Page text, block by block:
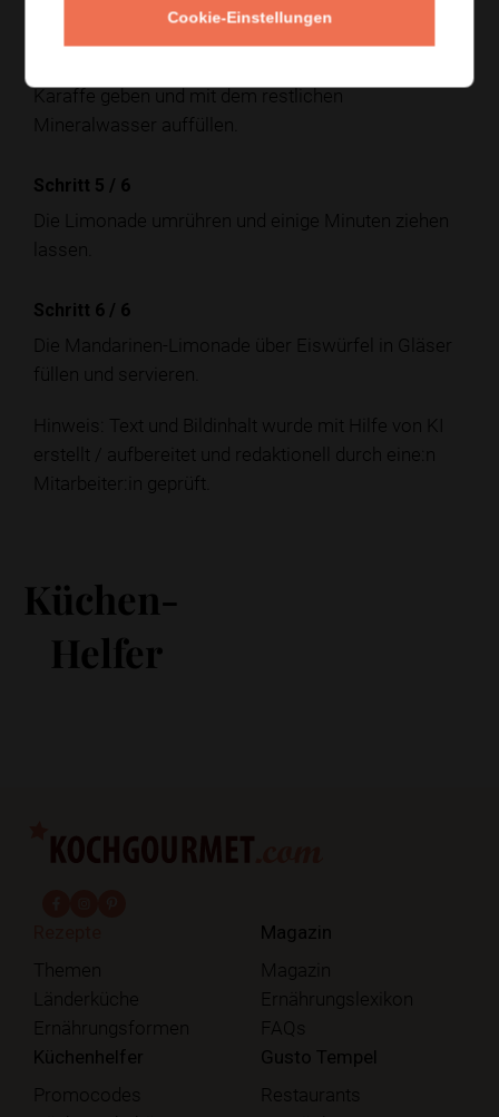
Karaffe geben und mit dem restlichen
Mineralwasser auffüllen.
Schritt 5 / 6
Die Limonade umrühren und einige Minuten ziehen
lassen.
Schritt 6 / 6
Die Mandarinen-Limonade über Eiswürfel in Gläser
füllen und servieren.
Hinweis: Text und Bildinhalt wurde mit Hilfe von KI
erstellt / aufbereitet und redaktionell durch eine:n
Mitarbeiter:in geprüft.
Küchen-
Helfer
Themen
Länderküche
Ernährungsformen
Magazin
Magazin
Ernährungslexikon
FAQs
Küchenhelfer
Promocodes
Gusto Tempel
Restaurants
Cookie-Einstellungen